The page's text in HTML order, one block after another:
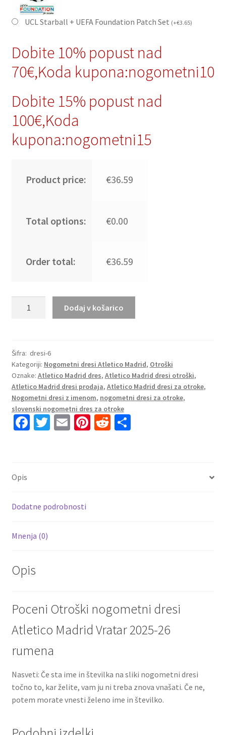
UCL Starball + UEFA Foundation Patch Set (+€3.65)
Dobite 10% popust nad
70€,Koda kupona:nogometni10
Dobite 15% popust nad
100€,Koda
kupona:nogometni15
Product price: €36.59
Total options: €0.00
Order total: €36.59
Otroški nogometni dresi
Vratar
2025-
26
rumena
količina
Dodaj v košarico
Šifra: dresi-6
Kategoriji: Nogometni dresi Atletico Madrid, Otroški
Oznake: Atletico Madrid dres, Atletico Madrid dresi otroški,
Atletico Madrid dresi prodaja, Atletico Madrid dresi za otroke,
Nogometni dresi z imenom, nogometni dresi za otroke,
slovenski nogometni dres za otroke
Fa
k
T E Pi R S
Opis
Dodatne podrobnosti
Mnenja (0)
Opis
Poceni Otroški nogometni dresi
Atletico Madrid Vratar 2025-26
rumena
Nasveti: Če sta ime in številka na sliki nogometni dresi
točno to, kar želite, vam ju ni treba znova vnašati. Če ne,
potem morate vnesti želeno ime in številko.